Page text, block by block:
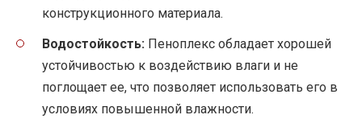
конструкционного материала.
Водостойкость: Пеноплекс обладает хорошей
устойчивостью к воздействию влаги и не
поглощает ее, что позволяет использовать его в
условиях повышенной влажности.